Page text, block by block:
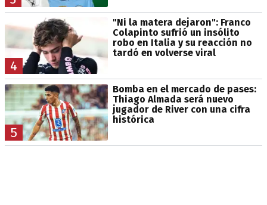
4
"Ni la matera dejaron": Franco
Colapinto sufrió un insólito
robo en Italia y su reacción no
tardó en volverse viral
5
Bomba en el mercado de pases:
Thiago Almada será nuevo
jugador de River con una cifra
histórica